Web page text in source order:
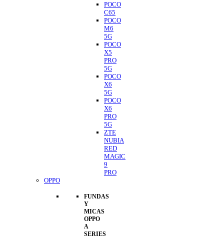
POCO
C65
POCO
M6
5G
POCO
X5
PRO
5G
POCO
X6
5G
POCO
X6
PRO
5G
ZTE
NUBIA
RED
MAGIC
9
PRO
OPPO
FUNDAS
Y
MICAS
OPPO
A
SERIES